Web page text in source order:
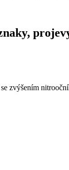
zvýšením